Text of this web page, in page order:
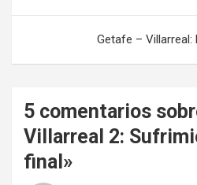
entradas
Getafe – Villarreal:
5 comentarios
Villarreal 2:
final »